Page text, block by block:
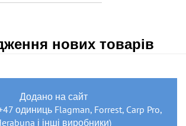
нових товарів
Додано на сайт
одиниць Flagman, Forrest, Carp Pro,
і інші виробники)